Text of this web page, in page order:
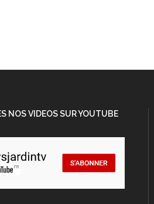
NOS VIDEOS SUR YOUTUBE